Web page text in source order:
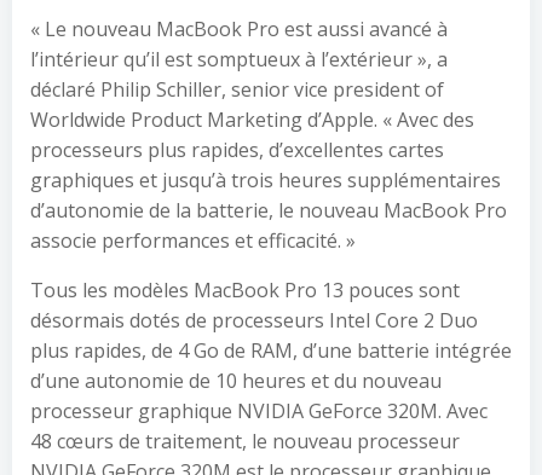
« Le nouveau MacBook Pro est aussi avancé à
l’intérieur qu’il est somptueux à l’extérieur », a
déclaré Philip Schiller, senior vice president of
Worldwide Product Marketing d’Apple. « Avec des
processeurs plus rapides, d’excellentes cartes
graphiques et jusqu’à trois heures supplémentaires
d’autonomie de la batterie, le nouveau MacBook Pro
associe performances et efficacité. »
Tous les modèles MacBook Pro 13 pouces sont
désormais dotés de processeurs Intel Core 2 Duo
plus rapides, de 4 Go de RAM, d’une batterie intégrée
d’une autonomie de 10 heures et du nouveau
processeur graphique NVIDIA GeForce 320M. Avec
48 cœurs de traitement, le nouveau processeur